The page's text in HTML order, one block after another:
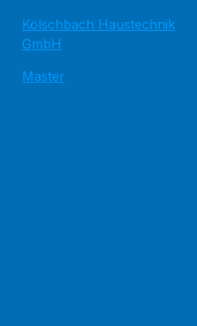
Kölschbach Haustechnik
GmbH
Master